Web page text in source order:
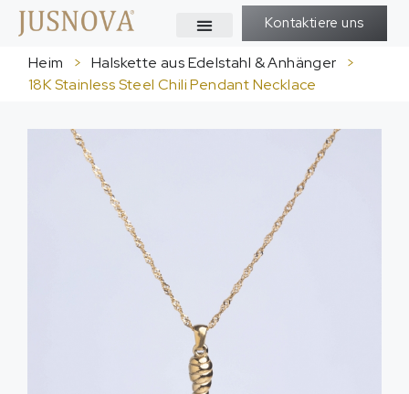
Kontaktiere uns
Heim > Halskette aus Edelstahl & Anhänger
>
18K Stainless Steel Chili Pendant Necklace